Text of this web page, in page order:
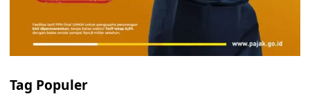
Tag Populer